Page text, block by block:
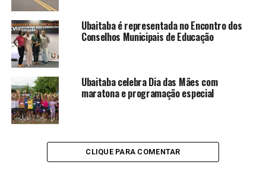
Ubaitaba é representada no Encontro dos
Conselhos Municipais de Educação
Ubaitaba celebra Dia das Mães com
maratona e programação especial
CLIQUE PARA COMENTAR